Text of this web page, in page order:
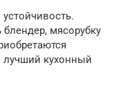
мясорубку
кухонный